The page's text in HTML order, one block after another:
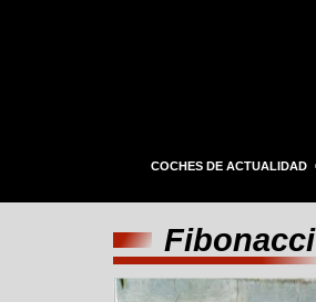
COCHES DE ACTUALIDAD
Fibonacci